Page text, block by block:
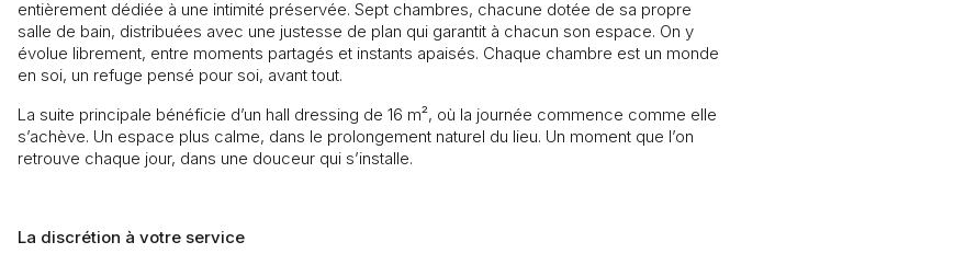
entièrement dédiée à une intimité préservée. Sept chambres, chacune dotée de sa propre
salle de bain, distribuées avec une justesse de plan qui garantit à chacun son espace. On y
évolue librement, entre moments partagés et instants apaisés. Chaque chambre est un monde
en soi, un refuge pensé pour soi, avant tout.
La suite principale bénéficie d’un hall dressing de 16 m², où la journée commence comme elle
s’achève. Un espace plus calme, dans le prolongement naturel du lieu. Un moment que l’on
retrouve chaque jour, dans une douceur qui s’installe.
La discrétion à votre service